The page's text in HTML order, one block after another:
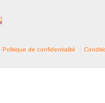
Politique de confidentialité